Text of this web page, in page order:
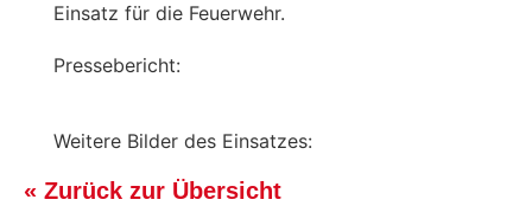
Einsatz für die Feuerwehr.
Pressebericht:
Weitere Bilder des Einsatzes:
« Zurück zur Übersicht